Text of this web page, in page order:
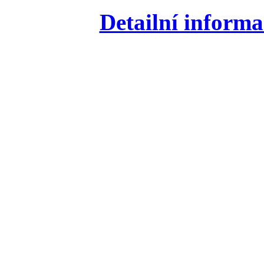
Detailní